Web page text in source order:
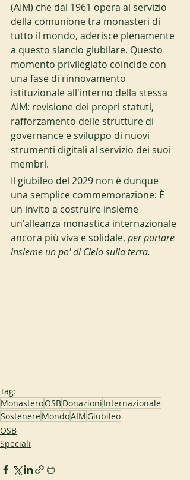
(AIM) che dal 1961 opera al servizio
della comunione tra monasteri di
tutto il mondo, aderisce plenamente
a questo slancio giubilare. Questo
momento privilegiato coincide con
una fase di rinnovamento
istituzionale all'interno della stessa
AIM: revisione dei propri statuti,
rafforzamento delle strutture di
governance e sviluppo di nuovi
strumenti digitali al servizio dei suoi
membri.
Il giubileo del 2029 non è dunque
una semplice commemorazione: È
un invito a costruire insieme
un'alleanza monastica internazionale
ancora più viva e solidale, per portare
insieme un po' di Cielo sulla terra.
Tag:
MonasteroOSBDonazioni Internazionale
SostenereMondoAIMGiubileo
OSB
Speciali